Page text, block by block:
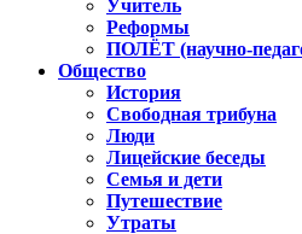
Учитель
Реформы
ПОЛЁТ (научно-
Общество
История
Свободная трибуна
Люди
Лицейские беседы
Семья и дети
Путешествие
Утраты